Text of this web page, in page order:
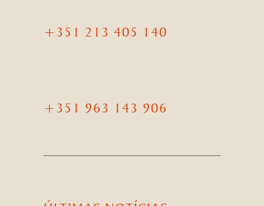
+351 213 405 140
+351 963 143 906